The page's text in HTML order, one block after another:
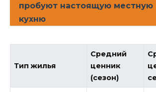
пробуют настоящую местную
кухню
Тип жилья
Средний
ценник
(сезон)